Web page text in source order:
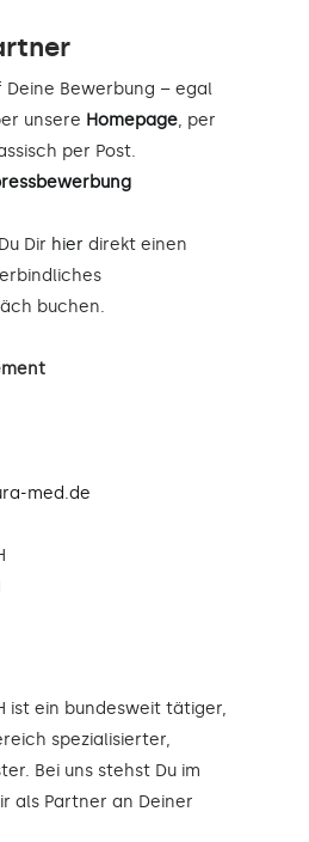
Deine Bewerbung – egal
unsere Homepage, per
per Post.
Dir hier direkt einen
buchen.
med.de
ist ein bundesweit tätiger,
spezialisierter,
Bei uns stehst Du im
als Partner an Deiner